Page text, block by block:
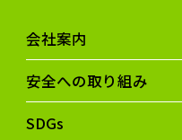
会社案内
安全への取り組み
SDGs